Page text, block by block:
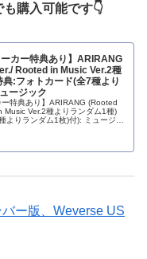
購入可能です👇
カー特典あり】ARIRANG
Rooted in Music Ver.2種
:フォトカード(全7種より
ージック
特典あり】ARIRANG (Rooted
Ver.2種よりランダム1種)
よりランダム1枚)付): ミュージッ
ー版、Weverse US